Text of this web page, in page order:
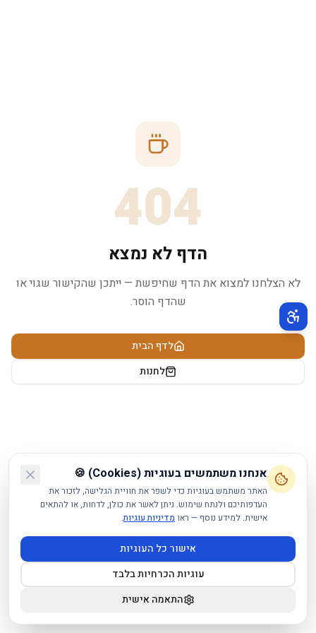
404
הדף לא נמצא
לא הצלחנו למצוא את הדף שחיפשת — ייתכן שהקישור שגוי או
שהדף הוסר.
לדף הבית
לחנות
תפריט נגישות פעיל
אנחנו משתמשים בעוגיות (Cookies) 🍪
האתר משתמש בעוגיות כדי לשפר את חוויית הגלישה, לזכור את
העדפותיכם ולנתח שימוש. ניתן לאשר את כולן, לדחות, או להתאים
אישית. למידע נוסף — ראו מדיניות עוגיות.
אישור כל העוגיות
עוגיות הכרחיות בלבד
התאמה אישית